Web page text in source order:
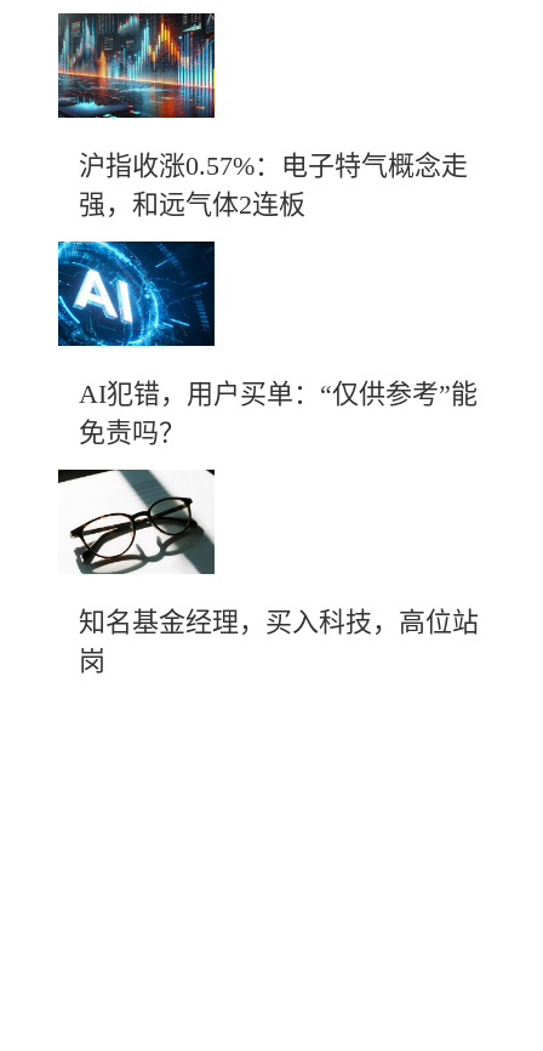
沪指收涨0.57%：电子特气概念走
强，和远气体2连板
AI犯错，用户买单：“仅供参考”能
免责吗？
知名基金经理，买入科技，高位站
岗